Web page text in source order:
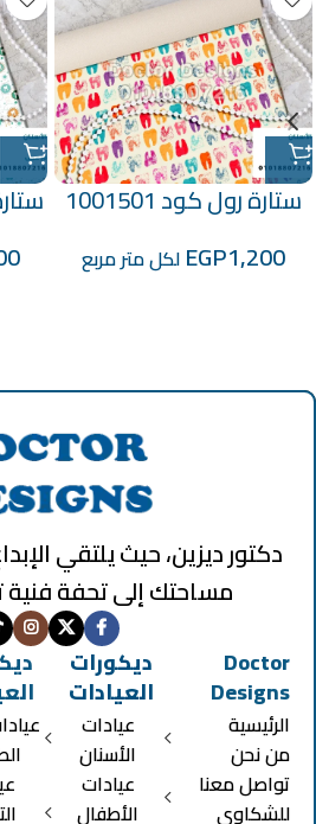
ستارة رول كود 1001501
EGP1,200 لكل متر مربع
دكتور ديزين، حيث يلتقي
مساحتك إلى تحفة
Doctor
Designs
الرئيسية
من نحن
تواصل معنا
للشكاوي
ديكورات
العيادات
عيادات
الأسنان
عيادات
الأطفال